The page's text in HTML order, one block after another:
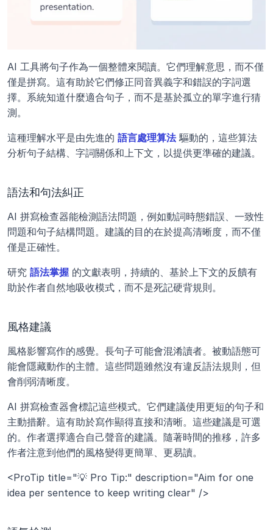
AI 工具將句子作為一個整體來閱讀。它們理解意思，而不僅
僅是拼寫。這有助於它們修正同音異義字和錯誤的字詞選
擇。系統知道什麼適合句子，而不是基於孤立的單字進行猜
測。
這種理解水平是由先進的 語言處理算法 驅動的，這些算法
分析句子結構、字詞關係和上下文，以提供更準確的建議。
語法和句法糾正
AI 拼寫檢查器能檢測語法問題，例如動詞時態錯誤、一致性
問題和句子結構問題。建議的目的在於提高清晰度，而不僅
僅是正確性。
研究 語法掌握 的文獻表明，持續的、基於上下文的反饋有
助於作者自然地吸收模式，而不是死記硬背規則。
風格建議
風格影響寫作的感覺。長句子可能會混淆讀者。被動語態可
能會隱藏動作的主體。這些問題雖然沒有違反語法規則，但
會削弱清晰度。
AI 拼寫檢查器會標記這些模式。它們建議使用更短的句子和
主動措辭。這有助於寫作顯得直接和清晰。這些建議是可選
的。作者選擇適合自己聲音的建議。隨著時間的推移，許多
作者注意到他們的風格變得更簡單、更易讀。
<ProTip title="💡 Pro Tip:" description="Aim for one
idea per sentence to keep writing clear" />